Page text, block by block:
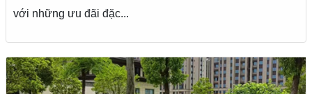
với những ưu đãi đặc...